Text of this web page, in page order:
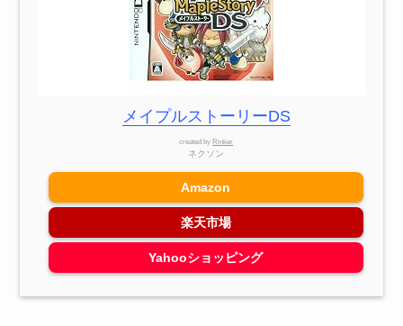
メイプルストーリーDS
created by Rinker
ネクソン
Amazon
楽天市場
Yahooショッピング